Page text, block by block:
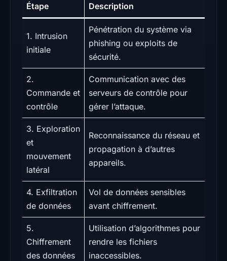
Étape Description
1. Intrusion
initiale
Pénétration du système via
phishing ou exploits de
sécurité.
2.
Commande et
contrôle
Communication avec des
serveurs de contrôle pour
gérer l’attaque.
3. Exploration
et
mouvement
latéral
Reconnaissance du réseau et
propagation à d’autres
appareils.
4. Exfiltration
de données
Vol de données sensibles
avant chiffrement.
5.
Chiffrement
des données
Utilisation d’algorithmes pour
rendre les fichiers
inaccessibles.